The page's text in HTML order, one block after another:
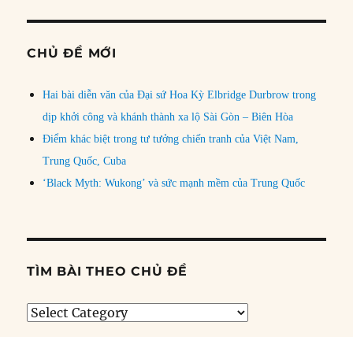
CHỦ ĐỀ MỚI
Hai bài diễn văn của Đại sứ Hoa Kỳ Elbridge Durbrow trong
dịp khởi công và khánh thành xa lộ Sài Gòn – Biên Hòa
Điểm khác biệt trong tư tưởng chiến tranh của Việt Nam,
Trung Quốc, Cuba
‘Black Myth: Wukong’ và sức mạnh mềm của Trung Quốc
TÌM BÀI THEO CHỦ ĐỀ
Tìm